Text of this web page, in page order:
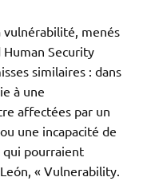
vulnérabilité, menés
Security
similaires : dans
à une
affectées par un
une incapacité de
qui pourraient
« Vulnerability.